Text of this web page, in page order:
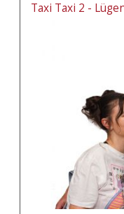
Taxi Taxi 2 -